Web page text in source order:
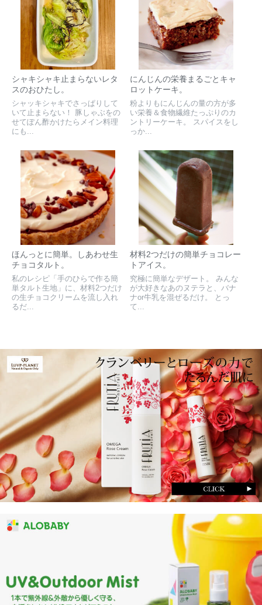
シャキシャキ止まらないレタ
スのおひたし。
シャッキシャキでさっぱりして
いて止まらない！ 豚しゃぶをの
せてぽん酢かけたらメイン料理
にも...
にんじんの栄養まるごとキャ
ロットケーキ。
粉よりもにんじんの量の方が多
い栄養＆食物繊維たっぷりのカ
ントリーケーキ。 スパイスをし
っか...
ほんっとに簡単。しあわせ生
チョコタルト。
私のレシピ「手のひらで作る簡
単タルト生地」に、材料2つだけ
の生チョコクリームを流し入れ
るだ...
材料2つだけの簡単チョコレー
トアイス。
究極に簡単なデザート。 みんな
が大好きなあのヌテラと、バナ
ナor牛乳を混ぜるだけ。 とっ
て...